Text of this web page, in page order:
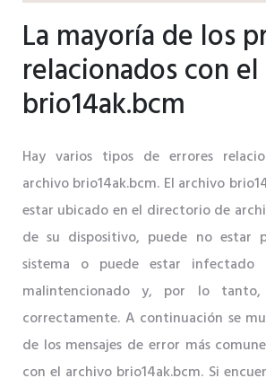
La mayoría de los
relacionados con
brio14ak.bcm
Hay varios tipos de errores
archivo brio14ak.bcm. El archivo
estar ubicado en el directorio de
de su dispositivo, puede no estar
sistema o puede estar infectado
malintencionado y, por lo
correctamente. A continuación se
de los mensajes de error más
con el archivo brio14ak.bcm. Si